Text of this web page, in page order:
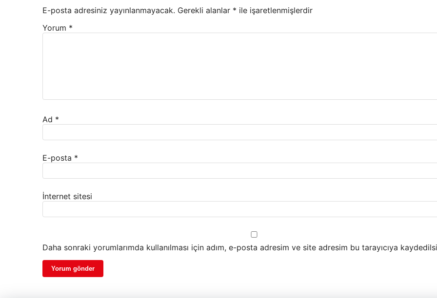
E-posta adresiniz yayınlanmayacak. Gerekli alanlar * ile işaretlenmişlerdir
Yorum *
Ad *
E-posta *
İnternet sitesi
Daha sonraki yorumlarımda kullanılması için adım, e-posta adresim ve site adresim bu tarayıcıya